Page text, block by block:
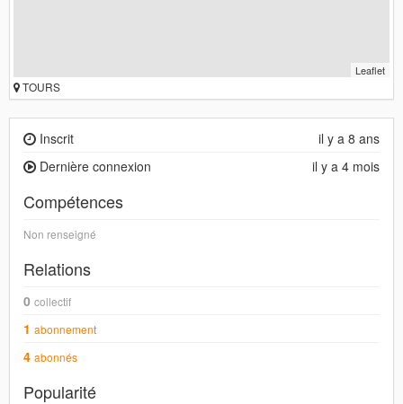
Leaflet
TOURS
il y a 8 ans
Inscrit
il y a 4 mois
Dernière connexion
Compétences
Non renseigné
Relations
0 collectif
1 abonnement
4 abonnés
Popularité